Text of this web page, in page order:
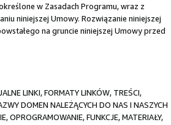
w Zasadach Programu, wraz z
niniejszej Umowy. Rozwiązanie niniejszej
na gruncie niniejszej Umowy przed
LINKI, FORMATY LINKÓW, TREŚCI,
DOMEN NALEŻĄCYCH DO NAS I NASZYCH
FUNKCJE, MATERIAŁY,